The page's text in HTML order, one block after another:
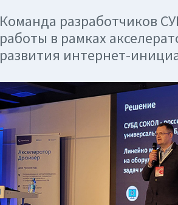
Команда разработчиков
работы в рамках
развития интернет-